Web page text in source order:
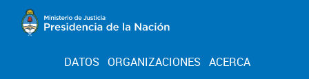
DATOS ORGANIZACIONES ACERCA